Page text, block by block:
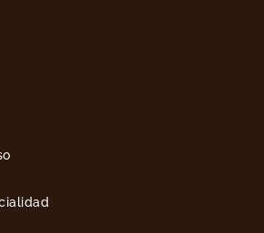
estilo campestre. Hay muchos
desde las clásicas hasta las más
algodón y bordadas o lisas con
salvaje oeste.
escuela es el nombre del juego
y una chaqueta western